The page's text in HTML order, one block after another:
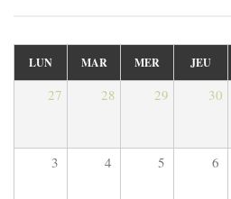
LUN MAR MER JEU
27 28 29 30
3 4 5 6